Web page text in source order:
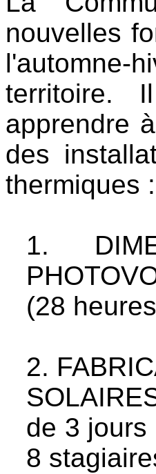
nouvelles
territoire.
apprendre
des
thermiques :
1.
(28
2.
de 3 jours
8